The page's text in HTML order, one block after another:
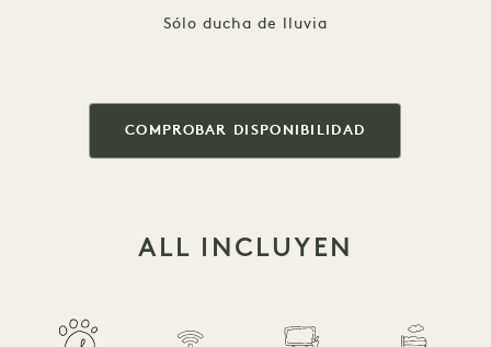
Sólo ducha de lluvia
COMPROBAR DISPONIBILIDAD
ALL INCLUYEN